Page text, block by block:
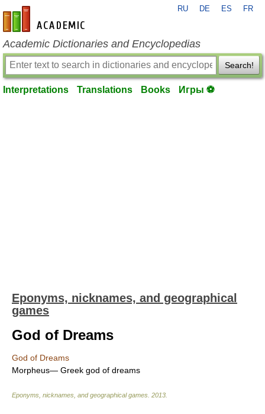
en-academic.com
RU DE ES FR
Academic Dictionaries and Encyclopedias
Search!
Interpretations Translations Books Игры ⚽
Eponyms, nicknames, and geographical
games
God of Dreams
God of Dreams
Morpheus— Greek god of dreams
Eponyms, nicknames, and geographical games 2013